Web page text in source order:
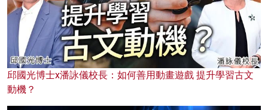
邱國光博士x潘詠儀校長：如何善用動畫遊戲 提升學習古文
動機？